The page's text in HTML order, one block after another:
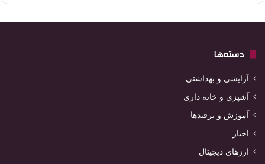
دسته‌ها
آرایشی و بهداشتی
آشپزی و خانه داری
آموزش و ترفندها
اخبار
ارزهای دیجیتال